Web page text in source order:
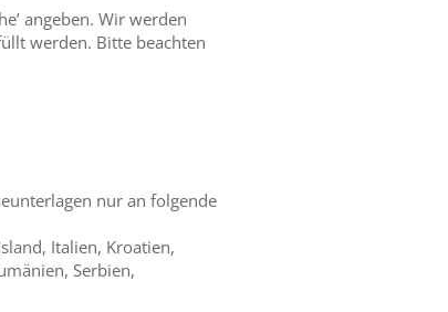
angeben. Wir werden
werden. Bitte beachten
nur an folgende
Italien, Kroatien,
Serbien,